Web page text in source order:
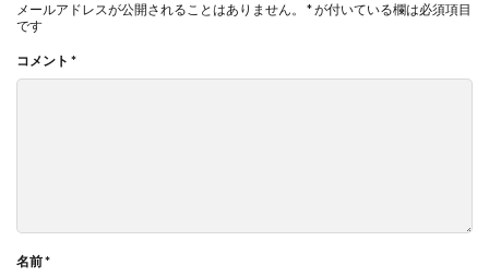
メールアドレスが公開されることはありません。 *が付いている欄は必須項目
です
コメント *
名前*